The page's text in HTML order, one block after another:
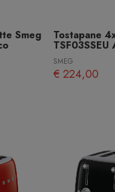
Smeg Tostapane
TSF03SSEU
SMEG
€ 224,00